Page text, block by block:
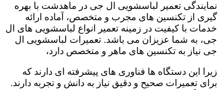
نمایندگی تعمیر لباسشویی ال جی در ماهدشت با بهره
گیری از تکنسین های مجرب و متخصص، آماده ارائه
خدمات با کیفیت در زمینه تعمیر انواع لباسشویی های ال
جی، به شما عزیزان می باشد. تعمیرات لباسشویی ال
جی نیاز به تکنسین های ماهر و متخصص دارد،
زیرا این دستگاه ها فناوری های پیشرفته ای دارند که
برای تعمیرات صحیح و دقیق نیاز به دانش و تجربه دارند.